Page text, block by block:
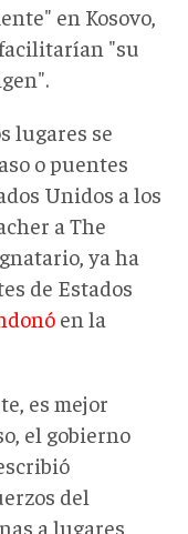
en Kosovo,
"su
lugares se
o puentes
Unidos a los
a The
ya ha
de Estados
en la
es mejor
el gobierno
del
a lugares